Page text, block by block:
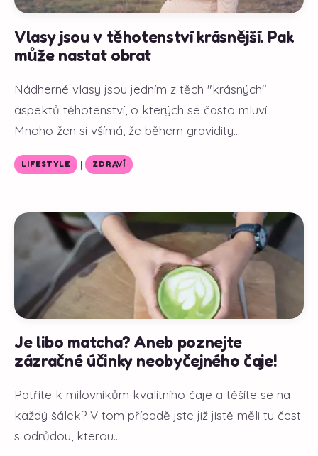
Vlasy jsou v těhotenství krásnější. Pak
může nastat obrat
Nádherné vlasy jsou jedním z těch "krásných"
aspektů těhotenství, o kterých se často mluví.
Mnoho žen si všímá, že během gravidity...
LIFESTYLE | ZDRAVÍ
Je libo matcha? Aneb poznejte
zázračné účinky neobyčejného čaje!
Patříte k milovníkům kvalitního čaje a těšíte se na
každý šálek? V tom případě jste již jistě měli tu čest
s odrůdou, kterou...